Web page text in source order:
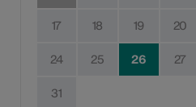
17 18 19 20
24 25 26 27
31